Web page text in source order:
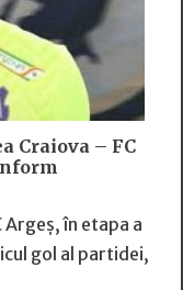
Craiova – FC
în etapa a
gol al partidei,